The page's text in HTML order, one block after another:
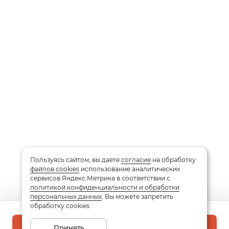
Пользуясь сайтом, вы даете согласие на обработку
файлов cookies использование аналитических
сервисов Яндекс Метрика в соответствии с
политикой конфиденциальности и обработки
персональных данных. Вы можете запретить
обработку cookies.